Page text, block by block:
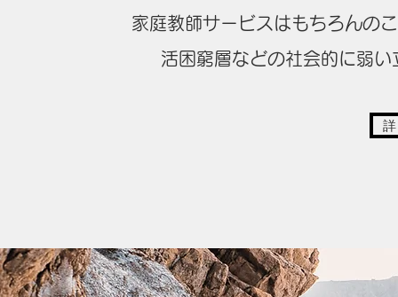
家庭教師サービスはもちろんの
活困窮層などの社会的に弱